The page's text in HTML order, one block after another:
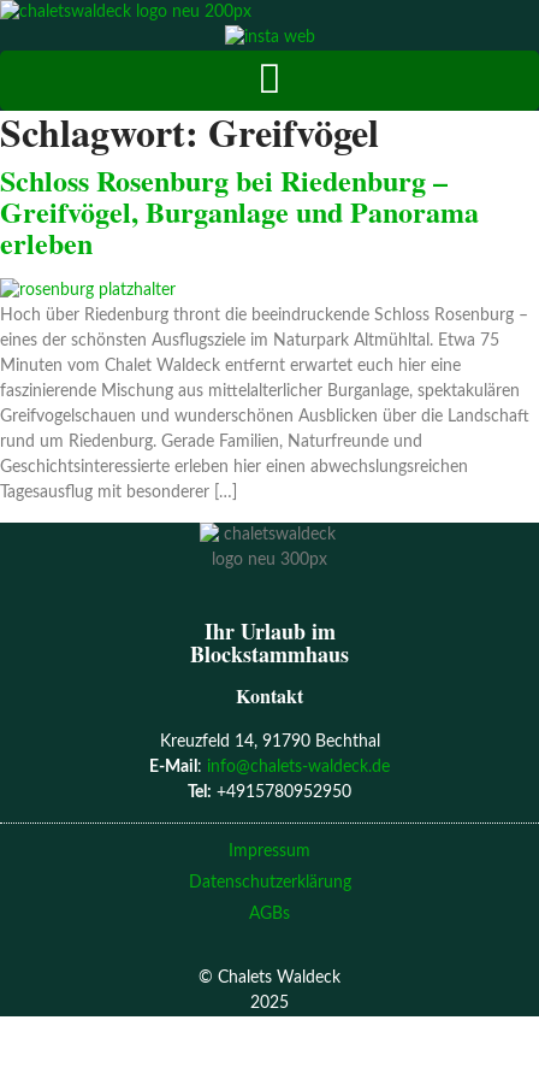
Zum
Schlagwort: Greifvögel
Schloss Rosenburg bei Riedenburg –
Greifvögel, Burganlage und Panorama
erleben
Hoch über Riedenburg thront die beeindruckende Schloss Rosenburg –
eines der schönsten Ausflugsziele im Naturpark Altmühltal. Etwa 75
Minuten vom Chalet Waldeck entfernt erwartet euch hier eine
faszinierende Mischung aus mittelalterlicher Burganlage, spektakulären
Greifvogelschauen und wunderschönen Ausblicken über die Landschaft
rund um Riedenburg. Gerade Familien, Naturfreunde und
Geschichtsinteressierte erleben hier einen abwechslungsreichen
Tagesausflug mit besonderer […]
Ihr Urlaub im
Blockstammhaus
Kontakt
Kreuzfeld 14, 91790 Bechthal
E-Mail : info@chalets-waldeck.de
Tel: +4915780952950
Impressum
Datenschutzerklärung
AGBs
© Chalets Waldeck
2025